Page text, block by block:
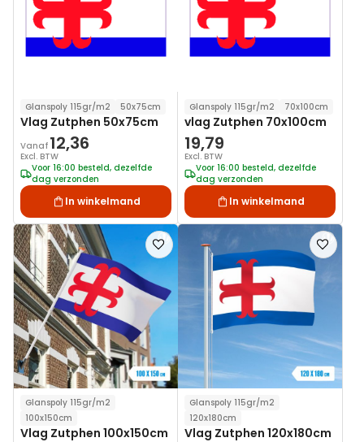
Glanspoly 115gr/m2 50x75cm
Vlag Zutphen 50x75cm
Vanaf 12,36
Excl. BTW
Voor 16:00 besteld, dezelfde
dag verzonden
In winkelmand
Glanspoly 115gr/m2 70x100cm
vlag Zutphen 70x100cm
19,79
Excl. BTW
Voor 16:00 besteld, dezelfde
dag verzonden
In winkelmand
Voeg
toe
aan
verlanglijst
Glanspoly 115gr/m2
100x150cm
Vlag Zutphen 100x150cm
Voeg
toe
aan
Glanspoly 115gr/m2
120x180cm
Vlag Zutphen 120x180cm